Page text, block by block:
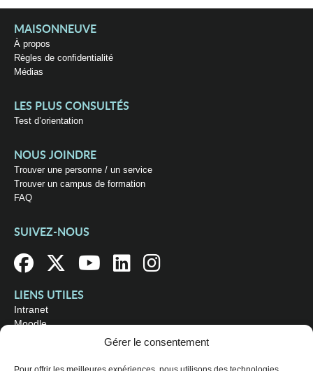
Gérer le consentement
MAISONNEUVE
À propos
Règles de confidentialité
Médias
LES PLUS CONSULTÉS
Test d’orientation
NOUS JOINDRE
Trouver une personne / un service
Trouver un campus de formation
FAQ
SUIVEZ-NOUS
LIENS UTILES
Intranet
Moodle